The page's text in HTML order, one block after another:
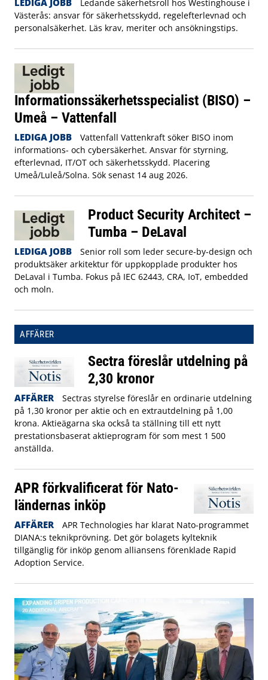
Ledande säkerhetsroll hos Westinghouse i
Västerås: ansvar för säkerhetsskydd, regelefterlevnad och
personalsäkerhet. Läs krav, meriter och ansökningstips.
Informationssäkerhetsspecialist (BISO) –
Umeå – Vattenfall
LEDIGA JOBB
Vattenfall Vattenkraft söker BISO inom
informations- och cybersäkerhet. Ansvar för styrning,
efterlevnad, IT/OT och säkerhetsskydd. Placering
Umeå/Luleå/Solna. Sök senast 14 aug 2026.
Product Security Architect –
Tumba – DeLaval
LEDIGA JOBB
Senior roll som leder secure-by-design och
produktsäker arkitektur för uppkopplade produkter hos
DeLaval i Tumba. Fokus på IEC 62443, CRA, IoT, embedded
och moln.
AFFÄRER
Sectra föreslår utdelning på
2,30 kronor
AFFÄRER
Sectras styrelse föreslår en ordinarie utdelning
på 1,30 kronor per aktie och en extrautdelning på 1,00
krona. Aktieägarna ska också ta ställning till ett nytt
prestationsbaserat aktieprogram för som mest 1 500
anställda.
APR förkvalificerat för Nato-
ländernas inköp
AFFÄRER
APR Technologies har klarat Nato-programmet
DIANA:s teknikprövning. Det gör bolagets kylteknik
tillgänglig för inköp genom alliansens förenklade Rapid
Adoption Service.